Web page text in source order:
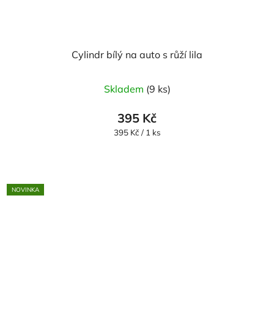
Cylindr bílý na auto s růží lila
Skladem (9 ks)
395 Kč
Měrná
395 Kč / 1 ks
NOVINKA